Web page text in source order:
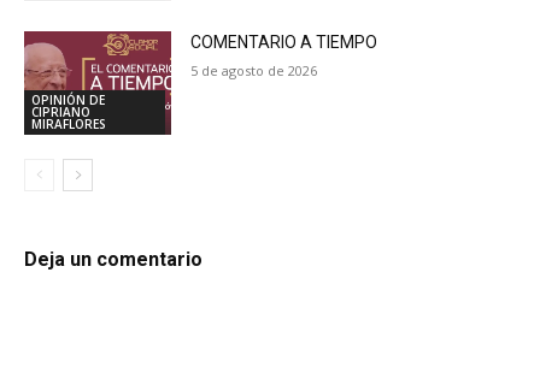
OPINIÓN DE
CIPRIANO
MIRAFLORES
COMENTARIO A TIEMPO
5 de agosto de 2026
Deja un comentario